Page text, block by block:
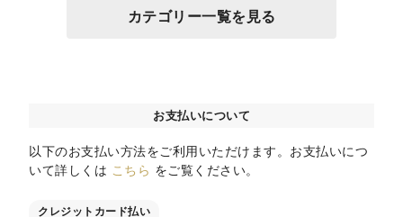
カテゴリー一覧を見る
お支払いについて
以下のお支払い方法をご利用いただけます。お支払いにつ
いて詳しくは こちら をご覧ください。
クレジットカード払い